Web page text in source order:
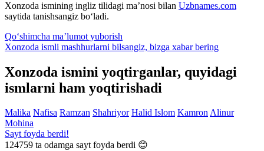
Xonzoda ismining ingliz tilidagi ma’nosi bilan Uzbnames.com
saytida tanishsangiz bo‘ladi.
Qo‘shimcha ma’lumot yuborish
Xonzoda ismli mashhurlarni bilsangiz, bizga xabar bering
Xonzoda ismini yoqtirganlar, quyidagi
ismlarni ham yoqtirishadi
Malika Nafisa Ramzan Shahriyor Halid Islom KamronAlinur
Mohina
Sayt foyda berdi!
124759 ta odamga sayt foyda berdi 😊